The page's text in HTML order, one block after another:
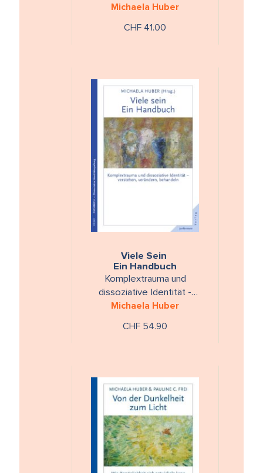
Michaela Huber
CHF 41.00
Viele Sein
Ein Handbuch
Komplextrauma und
dissoziative Identität -
verstehen, verändern,
Michaela Huber
CHF 54.90